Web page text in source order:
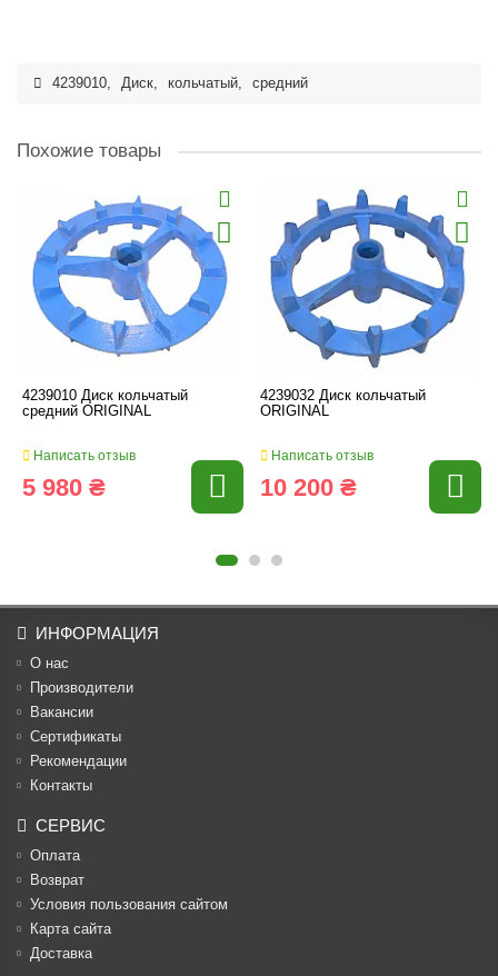
4239010, Диск, кольчатый, средний
Похожие товары
4239010 Диск кольчатый
средний ORIGINAL
Написать отзыв
5 980 ₴
4239032 Диск кольчатый
ORIGINAL
Написать отзыв
10 200 ₴
ИНФОРМАЦИЯ
О нас
Производители
Вакансии
Cертификаты
Рекомендации
Контакты
СЕРВИС
Оплата
Возврат
Условия пользования сайтом
Карта сайта
Доставка